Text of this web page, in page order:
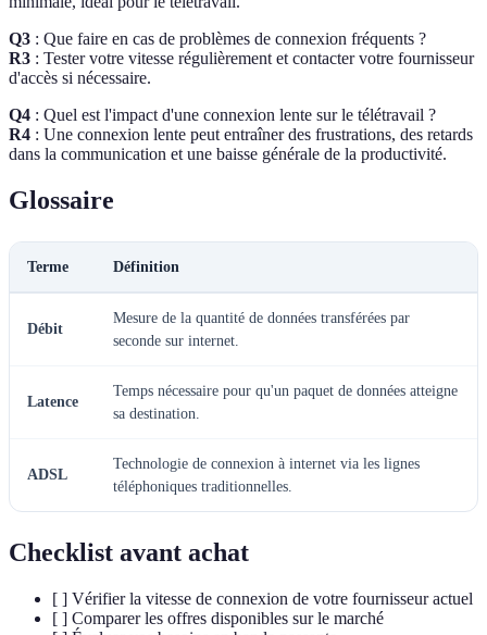
Q3 : Que faire en cas de problèmes de connexion fréquents ?
R3 : Tester votre vitesse régulièrement et contacter votre fournisseur
d'accès si nécessaire.
Q4 : Quel est l'impact d'une connexion lente sur le télétravail ?
R4 : Une connexion lente peut entraîner des frustrations, des retards
dans la communication et une baisse générale de la productivité.
Glossaire
Terme Définition
Débit
Mesure de la quantité de données transférées par
seconde sur internet.
Latence
Temps nécessaire pour qu'un paquet de données atteigne
sa destination.
ADSL
Technologie de connexion à internet via les lignes
téléphoniques traditionnelles.
Checklist avant achat
[ ] Vérifier la vitesse de connexion de votre fournisseur actuel
[ ] Comparer les offres disponibles sur le marché